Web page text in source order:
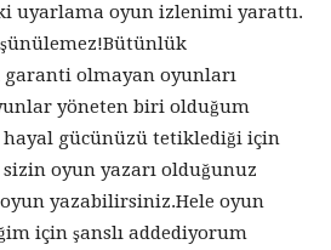
uyarlama oyun izlenimi yarattı.
garanti olmayan oyunları
yöneten biri olduğum
hayal gücünüzü tetiklediği için
oyun yazarı olduğunuz
yazabilirsiniz.Hele oyun
için şanslı addediyorum